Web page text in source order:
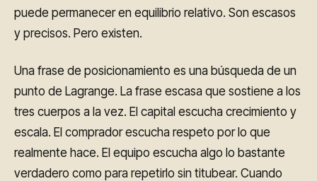
puede permanecer en equilibrio relativo. Son escasos
y precisos. Pero existen.
Una frase de posicionamiento es una búsqueda de un
punto de Lagrange. La frase escasa que sostiene a los
tres cuerpos a la vez. El capital escucha crecimiento y
escala. El comprador escucha respeto por lo que
realmente hace. El equipo escucha algo lo bastante
verdadero como para repetirlo sin titubear. Cuando